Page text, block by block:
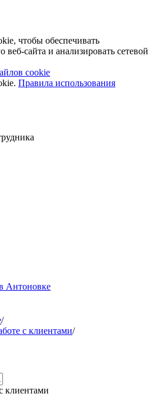
чтобы обеспечивать
сайта и анализировать сетевой
cookie
Правила использования
Антоновке
/
с клиентами/
клиентами